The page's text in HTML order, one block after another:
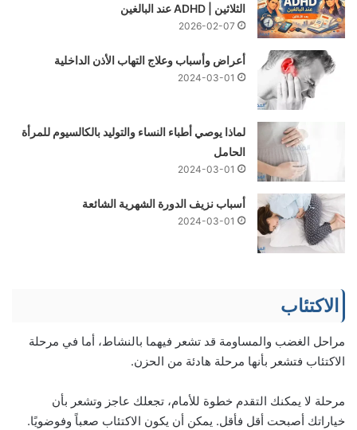
الثلاثين | ADHD عند البالغين
2026-02-07
أعراض وأسباب وعلاج التهاب الأذن الداخلية
2024-03-01
لماذا يوصي أطباء النساء والتوليد بالكالسيوم للمرأة
الحامل
2024-03-01
أسباب نزيف الدورة الشهرية الشائعة
2024-03-01
الاكتئاب
مراحل الغضب والمساومة قد تشعر فيهما بالنشاط، أما في مرحلة
الاكتئاب فتشعر بأنها مرحلة هادئة من الحزن.
مرحلة لا يمكنك التقدم خطوة للأمام، تجعلك عاجز وتشعر بأن
خياراتك أصبحت أقل فأقل. يمكن أن يكون الاكتئاب صعباً وفوضويًا.